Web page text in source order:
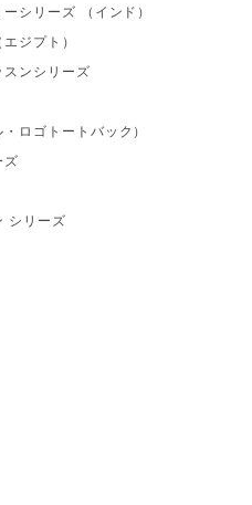
シリーズ （インド）
ジプト）
ンシリーズ
ロゴトートバック）
ズ
シリーズ